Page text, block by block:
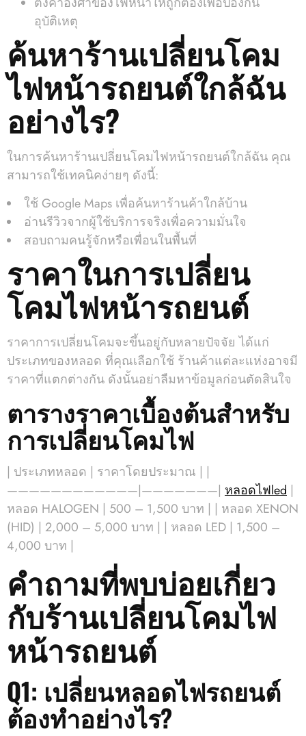
อุบัติเหตุ
ค้นหาร้านเปลี่ยนโคม
ไฟหน้ารถยนต์ใกล้ฉัน
อย่างไร?
ในการค้นหาร้านเปลี่ยนโคมไฟหน้ารถยนต์ใกล้ฉัน คุณ
สามารถใช้เทคนิคง่ายๆ ดังนี้:
ใช้ Google Maps เพื่อค้นหาร้านค้าใกล้บ้าน
อ่านรีวิวจากผู้ใช้บริการจริงเพื่อความมั่นใจ
สอบถามคนรู้จักหรือเพื่อนในพื้นที่
ราคาในการเปลี่ยน
โคมไฟหน้ารถยนต์
ราคาการเปลี่ยนโคมจะขึ้นอยู่กับหลายปัจจัย ได้แก่
ประเภทของหลอด ที่คุณเลือกใช้ ร้านค้าแต่ละแห่งอาจมี
ราคาที่แตกต่างกัน ดังนั้นอย่าลืมหาข้อมูลก่อนตัดสินใจ
ตารางราคาเบื้องต้นสำหรับ
การเปลี่ยนโคมไฟ
| ประเภทหลอด | ราคาโดยประมาณ | |
————————————|———————| หลอดไฟled |
หลอด HALOGEN | 500 – 1,500 บาท | | หลอด XENON
(HID) | 2,000 – 5,000 บาท | | หลอด LED | 1,500 –
4,000 บาท |
คำถามที่พบบ่อยเกี่ยว
กับร้านเปลี่ยนโคมไฟ
หน้ารถยนต์
Q1: เปลี่ยนหลอดไฟรถยนต์
ต้องทำอย่างไร?